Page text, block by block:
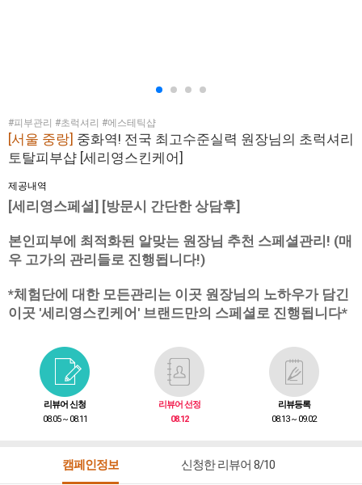
#피부관리 #초럭셔리 #에스테틱샵
[서울 중랑] 중화역! 전국 최고수준실력 원장님의 초럭셔리
토탈피부샵 [세리영스킨케어]
제공내역
[세리영스페셜] [방문시 간단한 상담후]
본인피부에 최적화된 알맞는 원장님 추천 스페셜관리! (매
우 고가의 관리들로 진행됩니다!)
*체험단에 대한 모든관리는 이곳 원장님의 노하우가 담긴
이곳 '세리영스킨케어' 브랜드만의 스페셜로 진행됩니다*
리뷰어 신청
08.05 ~ 08.11
리뷰어 선정
08.12
리뷰등록
08.13 ~ 09.02
캠페인정보 신청한 리뷰어 8/10